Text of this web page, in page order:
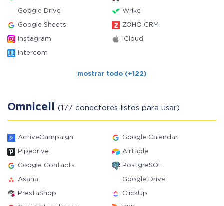
Google Drive Wrike
Google Sheets ZOHO CRM
Instagram iCloud
Intercom
mostrar todo (+122)
Omnicell (177 conectores listos para usar)
ActiveCampaign Google Calendar
Pipedrive Airtable
Google Contacts PostgreSQL
Asana Google Drive
PrestaShop ClickUp